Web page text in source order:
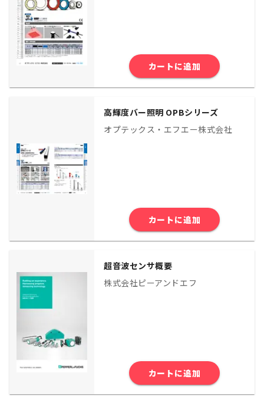
カートに追加
高輝度バー照明 OPBシリーズ
オプテックス・エフエー株式会社
カートに追加
超音波センサ概要
株式会社ピーアンドエフ
カートに追加